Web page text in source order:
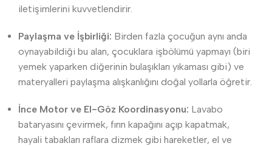
iletişimlerini kuvvetlendirir.
Paylaşma ve İşbirliği: Birden fazla çocuğun aynı anda
oynayabildiği bu alan, çocuklara işbölümü yapmayı (biri
yemek yaparken diğerinin bulaşıkları yıkaması gibi) ve
materyalleri paylaşma alışkanlığını doğal yollarla öğretir.
İnce Motor ve El-Göz Koordinasyonu: Lavabo
bataryasını çevirmek, fırın kapağını açıp kapatmak,
hayali tabakları raflara dizmek gibi hareketler, el ve